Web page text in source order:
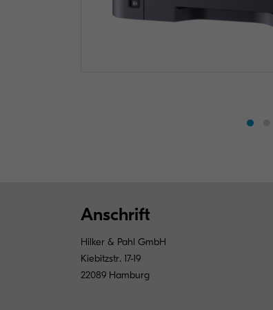
Anschrift
Hilker & Pahl GmbH
Kiebitzstr. 17-19
22089 Hamburg